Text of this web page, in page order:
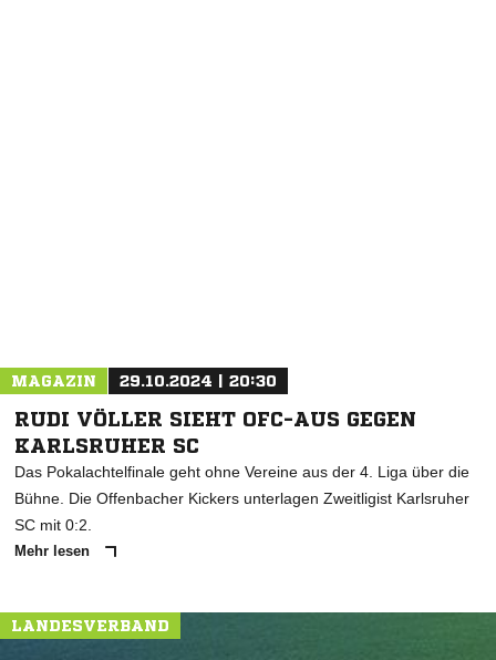
MAGAZIN 29.10.2024 | 20:30
RUDI VÖLLER SIEHT OFC-AUS GEGEN
KARLSRUHER SC
Das Pokalachtelfinale geht ohne Vereine aus der 4. Liga über die
Bühne. Die Offenbacher Kickers unterlagen Zweitligist Karlsruher
SC mit 0:2.
Mehr lesen
LANDESVERBAND